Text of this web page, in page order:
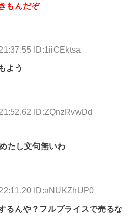
もんだぞ
ID:1iiCEktsa
よう
ID:ZQnzRvwDd
たし文句無いわ
ID:aNUKZhUP0
るんや？フルプライスで売るな